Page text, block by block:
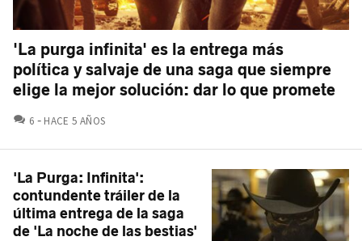
'La purga infinita' es la entrega más
política y salvaje de una saga que siempre
elige la mejor solución: dar lo que promete
6 COMENTARIOS
HACE 5 AÑOS
'La Purga: Infinita':
contundente tráiler de la
última entrega de la saga
de 'La noche de las bestias'